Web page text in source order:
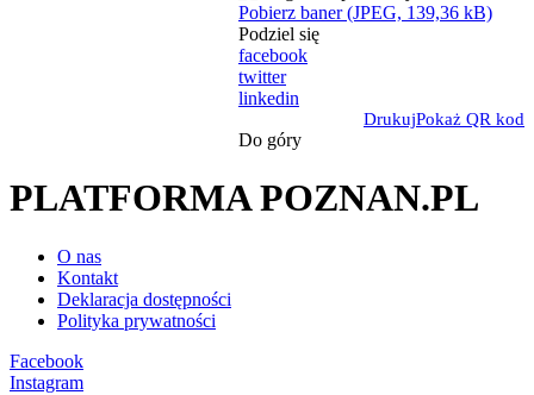
Pobierz baner (JPEG, 139,36 kB)
Podziel się
facebook
twitter
linkedin
DrukujPokaż QR kod
Do góry
PLATFORMA POZNAN.PL
O nas
Kontakt
Deklaracja dostępności
Polityka prywatności
Facebook
Instagram